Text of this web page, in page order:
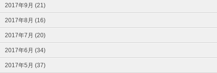
2017年9月 (21)
2017年8月 (16)
2017年7月 (20)
2017年6月 (34)
2017年5月 (37)